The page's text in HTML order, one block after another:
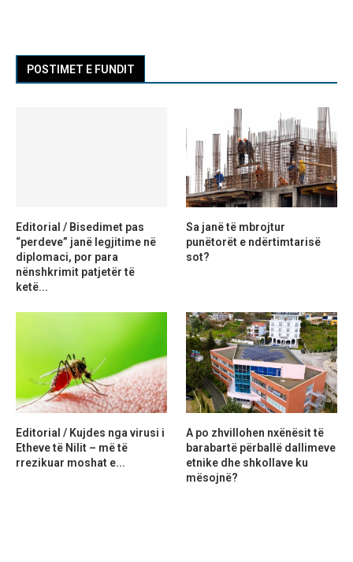
POSTIMET E FUNDIT
Editorial / Bisedimet pas
“perdeve” janë legjitime në
diplomaci, por para
nënshkrimit patjetër të
ketë...
Sa janë të mbrojtur
punëtorët e ndërtimtarisë
sot?
Editorial / Kujdes nga virusi i
Etheve të Nilit – më të
rrezikuar moshat e...
A po zhvillohen nxënësit të
barabartë përballë dallimeve
etnike dhe shkollave ku
mësojnë?